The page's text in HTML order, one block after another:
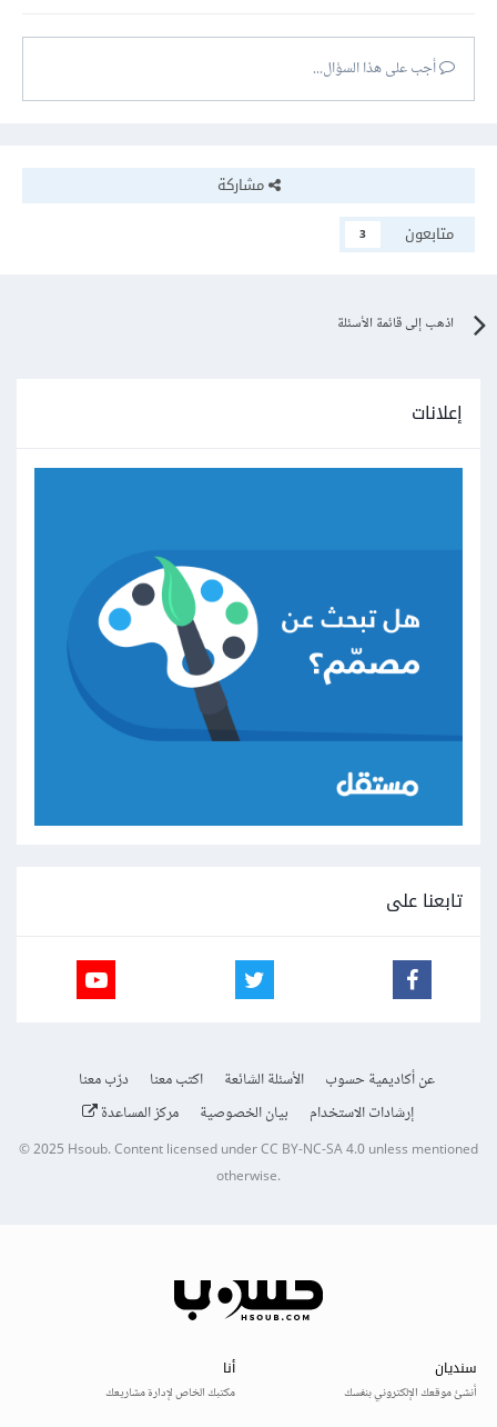
أجب على هذا السؤال...
مشاركة
متابعون
3
اذهب إلى قائمة الأسئلة
إعلانات
تابعنا على
عن أكاديمية حسوب الأسئلة الشائعة اكتب معنا
درّب معنا
إرشادات الاستخدام
بيان الخصوصية مركز المساعدة
© 2025Hsoub.Content licensed underCC BY-NC-SA 4.0unless mentioned
otherwise.